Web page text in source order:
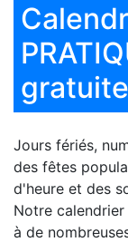
Jours fériés,
des fêtes
d'heure et des
Notre calendrier
à de